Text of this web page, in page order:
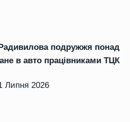
подружжя понад
в авто працівниками ТЦК
Липня 2026